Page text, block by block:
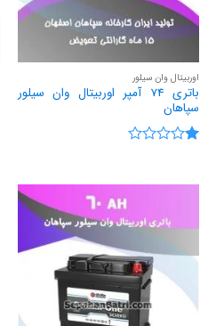
اوربیتال وان سیلور
باتری 74 آمپر اوربیتال وان سیلور
سپاهان
از